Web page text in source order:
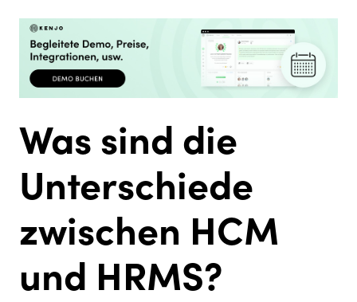
Was sind die
Unterschiede
zwischen HCM
und HRMS?